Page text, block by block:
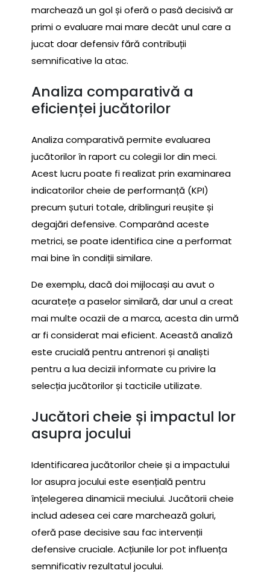
marchează un gol și oferă o pasă decisivă ar
primi o evaluare mai mare decât unul care a
jucat doar defensiv fără contribuții
semnificative la atac.
Analiza comparativă a
eficienței jucătorilor
Analiza comparativă permite evaluarea
jucătorilor în raport cu colegii lor din meci.
Acest lucru poate fi realizat prin examinarea
indicatorilor cheie de performanță (KPI)
precum șuturi totale, driblinguri reușite și
degajări defensive. Comparând aceste
metrici, se poate identifica cine a performat
mai bine în condiții similare.
De exemplu, dacă doi mijlocași au avut o
acuratețe a paselor similară, dar unul a creat
mai multe ocazii de a marca, acesta din urmă
ar fi considerat mai eficient. Această analiză
este crucială pentru antrenori și analiști
pentru a lua decizii informate cu privire la
selecția jucătorilor și tacticile utilizate.
Jucători cheie și impactul lor
asupra jocului
Identificarea jucătorilor cheie și a impactului
lor asupra jocului este esențială pentru
înțelegerea dinamicii meciului. Jucătorii cheie
includ adesea cei care marchează goluri,
oferă pase decisive sau fac intervenții
defensive cruciale. Acțiunile lor pot influența
semnificativ rezultatul jocului.